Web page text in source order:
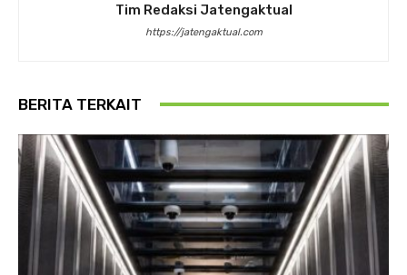
Tim Redaksi Jatengaktual
https://jatengaktual.com
BERITA TERKAIT